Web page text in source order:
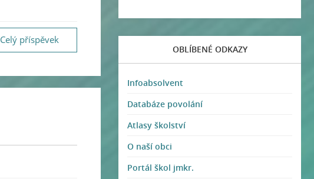
Celý příspěvek
OBLÍBENÉ ODKAZY
Infoabsolvent
Databáze povolání
Atlasy školství
O naší obci
Portál škol jmkr.